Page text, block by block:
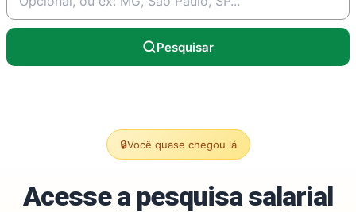
Pesquisar
🔒Você quase chegou lá
Acesse a pesquisa salarial